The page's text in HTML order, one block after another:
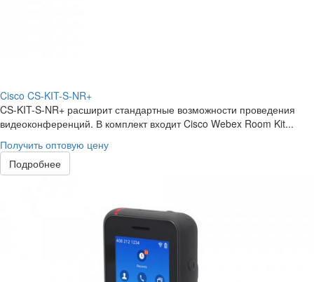
Cisco CS-KIT-S-NR+
CS-KIT-S-NR+ расширит стандартные возможности проведения
видеоконференций. В комплект входит Cisco Webex Room Kit...
Получить оптовую цену
Подробнее